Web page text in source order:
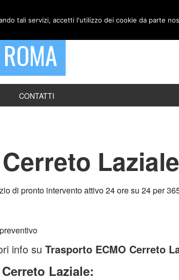
CONTATTI
Laziale
di pronto intervento attivo 24 ore su 24 per
info su Trasporto ECMO Cerreto
Laziale:
tali servizi, accetti l'utilizzo dei cookie da parte